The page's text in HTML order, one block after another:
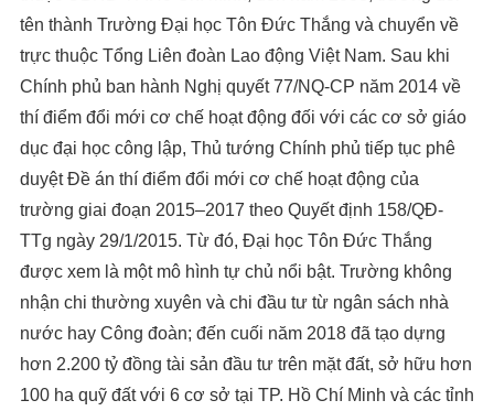
tên thành Trường Đại học Tôn Đức Thắng và chuyển về
trực thuộc Tổng Liên đoàn Lao động Việt Nam. Sau khi
Chính phủ ban hành Nghị quyết 77/NQ-CP năm 2014 về
thí điểm đổi mới cơ chế hoạt động đối với các cơ sở giáo
dục đại học công lập, Thủ tướng Chính phủ tiếp tục phê
duyệt Đề án thí điểm đổi mới cơ chế hoạt động của
trường giai đoạn 2015–2017 theo Quyết định 158/QĐ-
TTg ngày 29/1/2015. Từ đó, Đại học Tôn Đức Thắng
được xem là một mô hình tự chủ nổi bật. Trường không
nhận chi thường xuyên và chi đầu tư từ ngân sách nhà
nước hay Công đoàn; đến cuối năm 2018 đã tạo dựng
hơn 2.200 tỷ đồng tài sản đầu tư trên mặt đất, sở hữu hơn
100 ha quỹ đất với 6 cơ sở tại TP. Hồ Chí Minh và các tỉnh